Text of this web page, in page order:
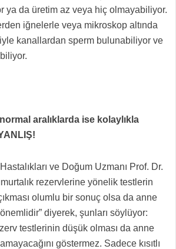
ya da üretim az veya hiç olmayabiliyor.
iğnelerle veya mikroskop altında
kanallardan sperm bulunabiliyor ve
aralıklarda ise kolaylıkla
ve Doğum Uzmanı Prof. Dr.
rezervlerine yönelik testlerin
olumlu bir sonuç olsa da anne
diyerek, şunları söylüyor:
testlerinin düşük olması da anne
göstermez. Sadece kısıtlı